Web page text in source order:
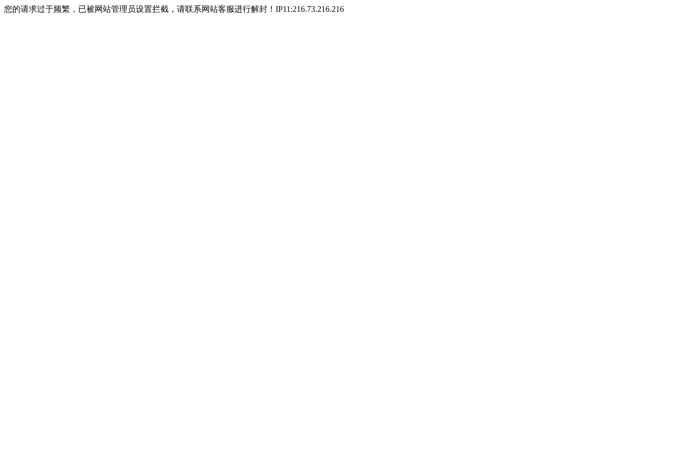
您的请求过于频繁，已被网站管理员设置拦截，请联系网站客服进行解封！IP11:216.73.216.216